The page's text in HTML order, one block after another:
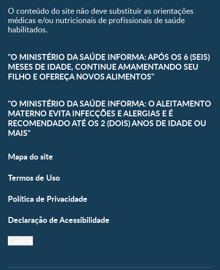
O conteúdo do site não deve substituir as orientações
médicas e/ou nutricionais de profissionais de saúde
habilitados.
"O MINISTÉRIO DA SAÚDE INFORMA: APÓS OS 6 (SEIS)
MESES DE IDADE, CONTINUE AMAMENTANDO SEU
FILHO E OFEREÇA NOVOS ALIMENTOS"
"O MINISTÉRIO DA SAÚDE INFORMA: O ALEITAMENTO
MATERNO EVITA INFECÇÕES E ALERGIAS E É
RECOMENDADO ATÉ OS 2 (DOIS) ANOS DE IDADE OU
MAIS"
Mapa do site
Termos de Uso
Política de Privacidade
Declaração de Acessibilidade